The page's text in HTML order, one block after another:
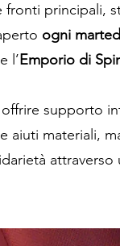
fronti principali,
ogni
l’Emporio di
supporto
aiuti materiali,